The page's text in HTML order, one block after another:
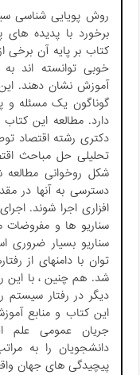
روش پویایی شناسی
برخورد با پدیده
کتاب بر پایه آن برخی
خوبی توانسته اند
آموزش نشان دهند. این
گوناگون یک مسئله و
دارد. مطالعه این
دکتری رشته اقتصاد
تحلیلی حل مباحث
شکل روخوانی
دسترسی به آنها در
افزاری اجرا شوند.
سناریو ها و
سناریو بسیار
توان با دامنه­ای از
شد. هم چنین ، با این
دیگر در رفتار سیستم
این کتاب و منابع
جریان عمومی علم
دانشجویان را به
پیچیدگی­ های جهان